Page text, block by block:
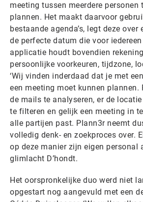
meeting tussen meerdere personen
plannen. Het maakt daarvoor
bestaande agenda’s, legt deze
de perfecte datum die voor
applicatie houdt bovendien
persoonlijke voorkeuren, tijdzone,
‘Wij vinden inderdaad dat je met
een meeting moet kunnen
de mails te analyseren, er de
te filteren en gelijk een meeting in
alle partijen past. Plann3r neemt
volledig denk- en zoekproces over.
op deze manier zijn eigen personal
glimlacht D’hondt.
Het oorspronkelijke duo werd niet
opgestart nog aangevuld met een